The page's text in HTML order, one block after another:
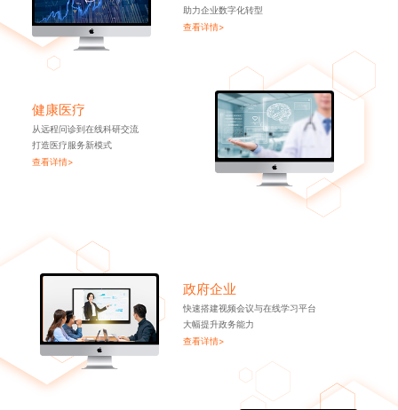
助力企业数字化转型
查看详情>
健康医疗
从远程问诊到在线科研交流
打造医疗服务新模式
查看详情>
政府企业
快速搭建视频会议与在线学习平台
大幅提升政务能力
查看详情>